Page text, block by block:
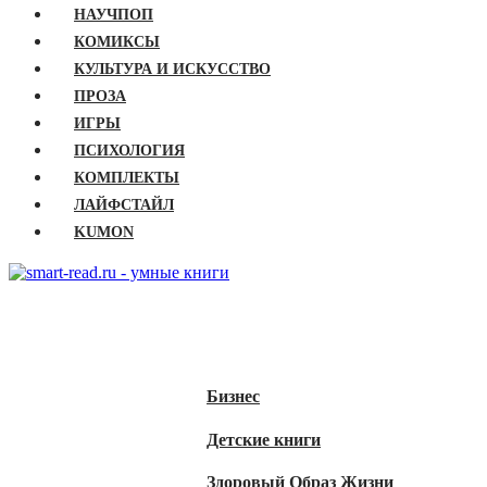
НАУЧПОП
КОМИКСЫ
КУЛЬТУРА И ИСКУССТВО
ПРОЗА
ИГРЫ
ПСИХОЛОГИЯ
КОМПЛЕКТЫ
ЛАЙФСТАЙЛ
KUMON
Бизнес
Детские книги
Здоровый Образ Жизни